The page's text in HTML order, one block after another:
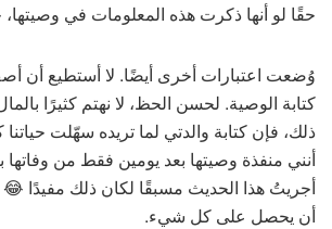
حقًا لو أنها ذكرت هذه المعلومات في وصيتها،
وُضعت اعتبارات أخرى أيضًا. لا أستطيع أن
كتابة الوصية. لحسن الحظ، لا نهتم كثيرًا
ذلك، فإن كتابة والدتي لما تريده سهّلت
أنني منفذة وصيتها بعد يومين فقط من وفاتها
أجريتُ هذا الحديث مسبقًا لكان ذلك مفيدًا 😂
أن يحصل على كل شيء.